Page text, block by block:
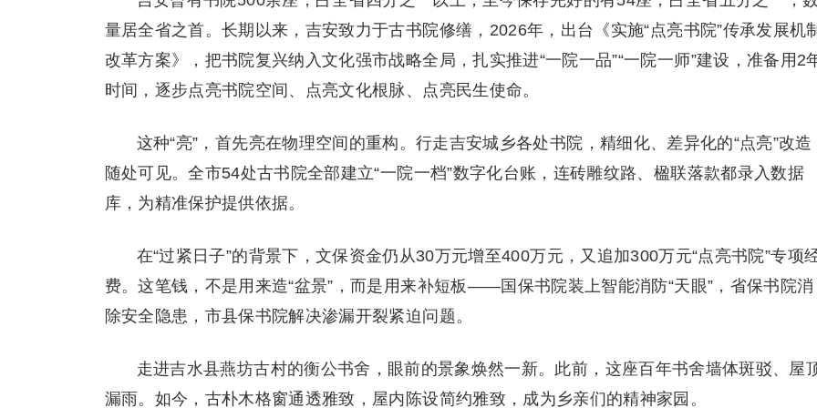
量居全省之首。长期以来，吉安致力于古书院修缮，2026年，出台《实施“点亮书院”传承发展机制
改革方案》，把书院复兴纳入文化强市战略全局，扎实推进“一院一品”“一院一师”建设，准备用2
时间，逐步点亮书院空间、点亮文化根脉、点亮民生使命。
这种“亮”，首先亮在物理空间的重构。行走吉安城乡各处书院，精细化、差异化的“点亮”改造
随处可见。全市54处古书院全部建立“一院一档”数字化台账，连砖雕纹路、楹联落款都录入数据
库，为精准保护提供依据。
在“过紧日子”的背景下，文保资金仍从30万元增至400万元，又追加300万元“点亮书院”专项
费。这笔钱，不是用来造“盆景”，而是用来补短板——国保书院装上智能消防“天眼”，省保书院消
除安全隐患，市县保书院解决渗漏开裂紧迫问题。
走进吉水县燕坊古村的衡公书舍，眼前的景象焕然一新。此前，这座百年书舍墙体斑驳、屋
漏雨。如今，古朴木格窗通透雅致，屋内陈设简约雅致，成为乡亲们的精神家园。